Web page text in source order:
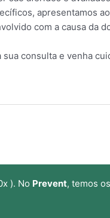
apresentamos
com a causa da
sua consulta e venha
). No Prevent, temos